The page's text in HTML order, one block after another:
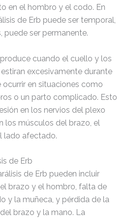
en el hombro y el codo. En
de Erb puede ser temporal,
puede ser permanente.
cuando el cuello y los
excesivamente durante
en situaciones como
o un parto complicado. Esto
en los nervios del plexo
los músculos del brazo, el
lado afectado.
de Erb
de Erb pueden incluir
brazo y el hombro, falta de
y la muñeca, y pérdida de la
brazo y la mano. La